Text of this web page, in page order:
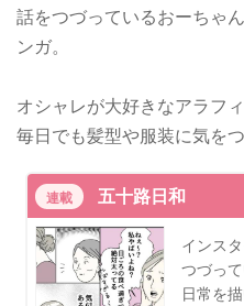
話をつづっているおーちゃ
ンガ。
オシャレが大好きなアラフ
毎日でも髪型や服装に気を
連載 五十路日和
インス
つづっ
日常を